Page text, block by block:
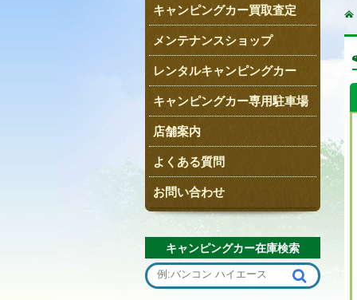
キャンピングカー買取査定
メンテナンスショップ
レンタルキャンピングカー
キャンピングカー専用駐車場
店舗案内
よくある質問
お問い合わせ
キャンピングカー在庫検索